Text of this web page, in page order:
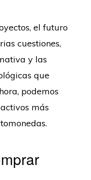
el futuro
cuestiones,
y las
que
podemos
más